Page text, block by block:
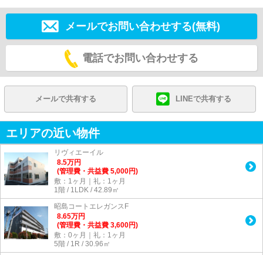
メールでお問い合わせする(無料)
電話でお問い合わせする
メールで共有する LINEで共有する
エリアの近い物件
リヴィエーイル
8.5万円
(管理費・共益費 5,000円)
敷：1ヶ月｜礼：1ヶ月
1階 / 1LDK / 42.89㎡
昭島コートエレガンスF
8.65万円
(管理費・共益費 3,600円)
敷：0ヶ月｜礼：1ヶ月
5階 / 1R / 30.96㎡